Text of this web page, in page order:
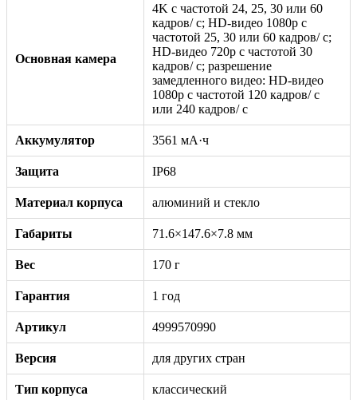
Основная камера
4K с частотой 24, 25, 30 или 60
кадров/ с; HD-видео 1080p с
частотой 25, 30 или 60 кадров/ с;
HD-видео 720p с частотой 30
кадров/ с; разрешение
замедленного видео: HD-видео
1080р c частотой 120 кадров/ с
или 240 кадров/ с
Аккумулятор 3561 мА·ч
Защита IP68
Материал корпуса алюминий и стекло
Габариты 71.6×147.6×7.8 мм
Вес 170 г
Гарантия 1 год
Артикул 4999570990
Версия для других стран
Тип корпуса классический